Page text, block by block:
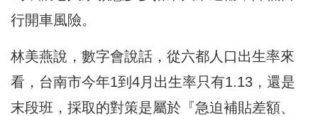
行開車風險。
林美燕說，數字會說話，從六都人口出生率來
看，台南市今年1到4月出生率只有1.13，還是
末段班，採取的對策是屬於『急迫補貼差額、